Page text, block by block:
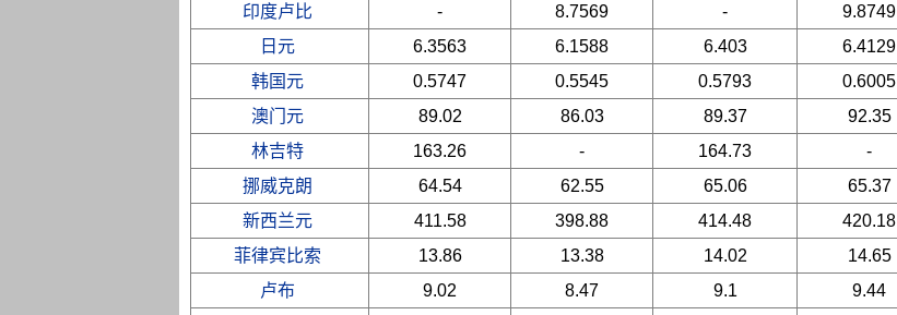
印度卢比
- 8.7569 -
9.8749
日元
6.3563 6.1588 6.403
6.4129
韩国元
0.5747 0.5545 0.5793
0.6005
澳门元
89.02 86.03 89.37
92.35
林吉特
163.26 - 164.73
-
挪威克朗
64.54 62.55 65.06
65.37
新西兰元
411.58 398.88 414.48
420.18
菲律宾比索
13.86 13.38 14.02
14.65
卢布
9.02 8.47 9.1
9.44